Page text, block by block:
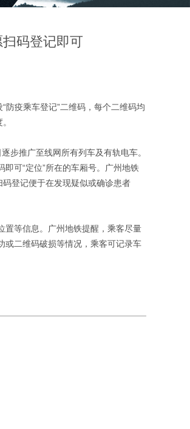
码登记即可
防疫乘车登记”二维码，每个二维码均
步推广至线网所有列车及有轨电车。
可“定位”所在的车厢号。广州地铁
登记便于在发现疑似或确诊患者
置等信息。广州地铁提醒，乘客尽量
或二维码破损等情况，乘客可记录车